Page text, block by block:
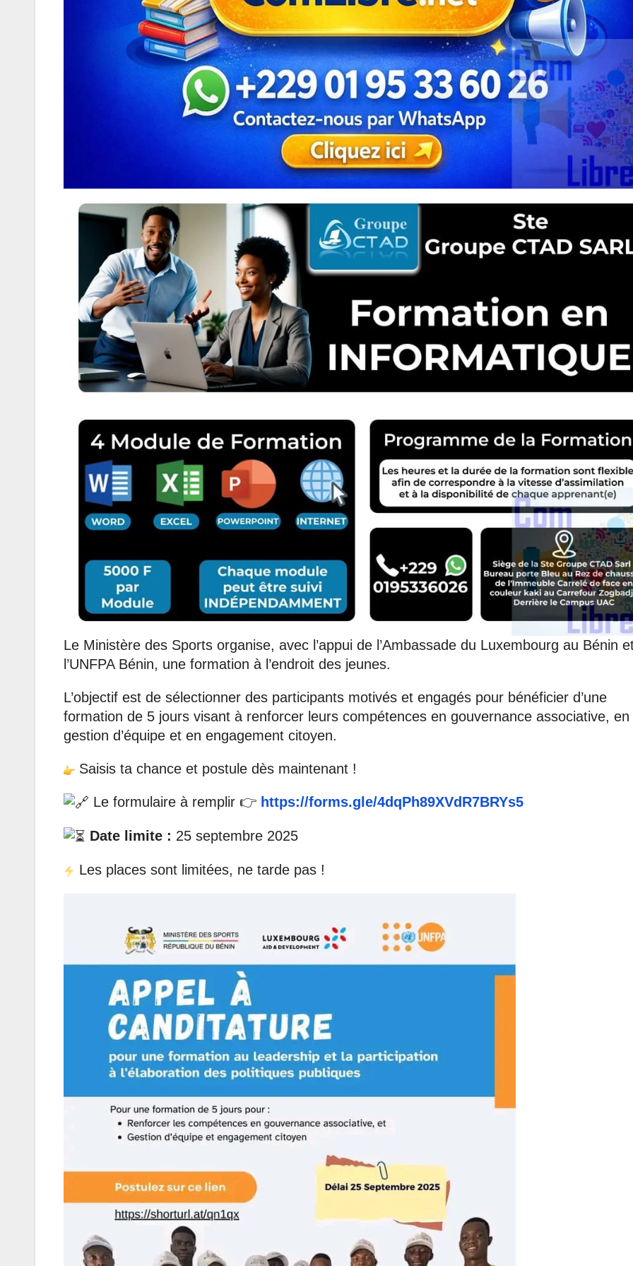
Le Ministère des Sports organise, avec l’appui de l’Ambassade du Luxembourg au Bénin
l’UNFPA Bénin, une formation à l’endroit des jeunes.
L’objectif est de sélectionner des participants motivés et engagés pour bénéficier d’une
formation de 5 jours visant à renforcer leurs compétences en gouvernance associative, en
gestion d’équipe et en engagement citoyen.
Saisis ta chance et postule dès maintenant !
Le formulaire à remplir 👉 https://forms.gle/4dqPh89XVdR7BRYs5
Date limite : 25 septembre 2025
Les places sont limitées, ne tarde pas !